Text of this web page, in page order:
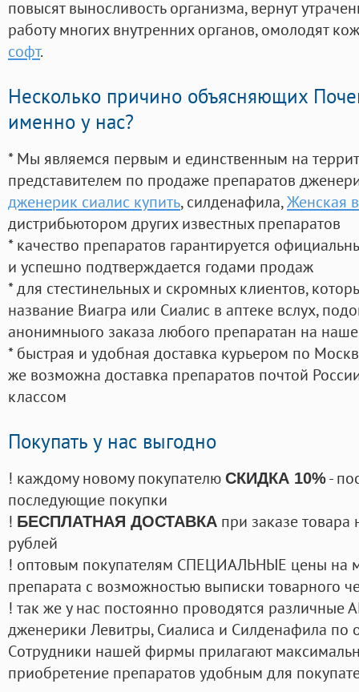
повысят выносливость организма, вернут
работу многих внутренних органов, омолодят
софт.
Несколько причино объясняющих
именно у нас?
* Мы являемся первым и единственным на
представителем по продаже препаратов
дженерик сиалис купить, силденафила,Женская
дистрибьютором других известных препаратов
* качество препаратов гарантируется
и успешно подтверждается годами продаж
* для стестинельных и скромных клиентов,
название Виагра или Сиалис в аптеке вслух,
анонимныого заказа любого препаратан на
* быстрая и удобная доставка курьером по
же возможна доставка препаратов почтой
классом
Покупать у нас выгодно
! каждому новому покупателю СКИДКА 10%-
последующие покупки
! БЕСПЛАТНАЯ ДОСТАВКА при заказе
рублей
! оптовым покупателям СПЕЦИАЛЬНЫЕ цены на
препарата с возможностью выписки товарного
! так же у нас постоянно проводятся
дженерики Левитры, Сиалиса и Силденафила по
Cотрудники нашей фирмы прилагают
приобретение препаратов удобным для